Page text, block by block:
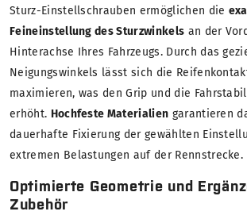
Sturz-Einstellschrauben ermöglichen die
Feineinstellung des Sturzwinkels an der
Hinterachse Ihres Fahrzeugs. Durch das
Neigungswinkels lässt sich die
maximieren, was den Grip und die
erhöht. Hochfeste Materialien garantieren
dauerhafte Fixierung der gewählten
extremen Belastungen auf der Rennstrecke.
Optimierte Geometrie und
Zubehör